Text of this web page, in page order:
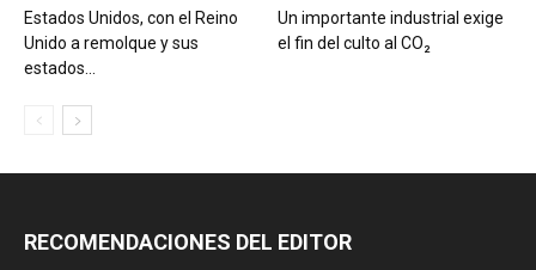
Estados Unidos, con el Reino
Unido a remolque y sus
estados...
Un importante industrial exige
el fin del culto al CO₂
RECOMENDACIONES DEL EDITOR